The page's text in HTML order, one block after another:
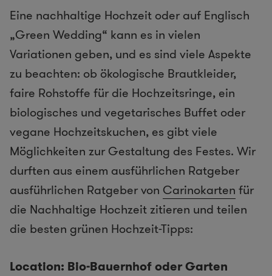
Eine nachhaltige Hochzeit oder auf Englisch
„Green Wedding“ kann es in vielen
Variationen geben, und es sind viele Aspekte
zu beachten: ob ökologische Brautkleider,
faire Rohstoffe für die Hochzeitsringe, ein
biologisches und vegetarisches Buffet oder
vegane Hochzeitskuchen, es gibt viele
Möglichkeiten zur Gestaltung des Festes. Wir
durften aus einem ausführlichen Ratgeber
ausführlichen Ratgeber von Carinokarten für
die Nachhaltige Hochzeit zitieren und teilen
die besten grünen Hochzeit-Tipps:
Location: Bio-Bauernhof oder Garten